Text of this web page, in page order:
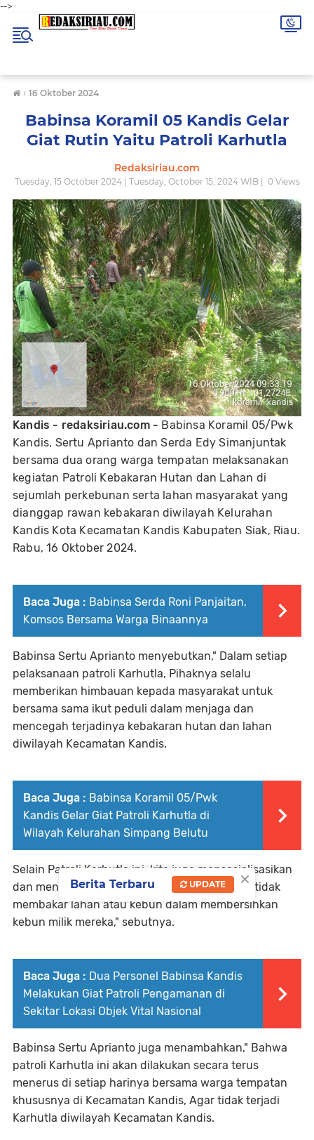
-->
› 16 Oktober 2024
Babinsa Koramil 05 Kandis Gelar
Giat Rutin Yaitu Patroli Karhutla
Redaksiriau.com
Tuesday, 15 October 2024 | Tuesday, October 15, 2024 WIB | 0Views
Kandis - redaksiriau.com - Babinsa Koramil 05/Pwk
Kandis, Sertu Aprianto dan Serda Edy Simanjuntak
bersama dua orang warga tempatan melaksanakan
kegiatan Patroli Kebakaran Hutan dan Lahan di
sejumlah perkebunan serta lahan masyarakat yang
dianggap rawan kebakaran diwilayah Kelurahan
Kandis Kota Kecamatan Kandis Kabupaten Siak, Riau.
Rabu, 16 Oktober 2024.
Baca Juga : Babinsa Serda Roni Panjaitan,
Komsos Bersama Warga Binaannya
Babinsa Sertu Aprianto menyebutkan," Dalam setiap
pelaksanaan patroli Karhutla, Pihaknya selalu
memberikan himbauan kepada masyarakat untuk
bersama sama ikut peduli dalam menjaga dan
mencegah terjadinya kebakaran hutan dan lahan
diwilayah Kecamatan Kandis.
Baca Juga : Babinsa Koramil 05/Pwk
Kandis Gelar Giat Patroli Karhutla di
Wilayah Kelurahan Simpang Belutu
Selain Patroli Karhutla ini, kita juga mensosialisasikan
dan menegaskan kepada masyarakat dengan tidak
membakar lahan atau kebun dalam membersihkan
kebun milik mereka," sebutnya.
Baca Juga : Dua Personel Babinsa Kandis
Melakukan Giat Patroli Pengamanan di
Sekitar Lokasi Objek Vital Nasional
Babinsa Sertu Aprianto juga menambahkan," Bahwa
patroli Karhutla ini akan dilakukan secara terus
menerus di setiap harinya bersama warga tempatan
khususnya di Kecamatan Kandis, Agar tidak terjadi
Karhutla diwilayah Kecamatan Kandis.
×
Berita Terbaru UPDATE